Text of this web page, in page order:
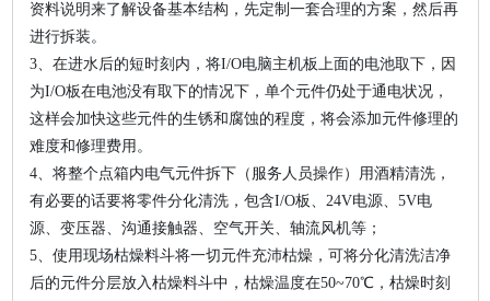
资料说明来了解设备基本结构，先定制一套合理的方案，然后再
进行拆装。
3、在进水后的短时刻内，将I/O电脑主机板上面的电池取下，因
为I/O板在电池没有取下的情况下，单个元件仍处于通电状况，
这样会加快这些元件的生锈和腐蚀的程度，将会添加元件修理的
难度和修理费用。
4、将整个点箱内电气元件拆下（服务人员操作）用酒精清洗，
有必要的话要将零件分化清洗，包含I/O板、24V电源、5V电
源、变压器、沟通接触器、空气开关、轴流风机等；
5、使用现场枯燥料斗将一切元件充沛枯燥，可将分化清洗洁净
后的元件分层放入枯燥料斗中，枯燥温度在50~70℃，枯燥时刻